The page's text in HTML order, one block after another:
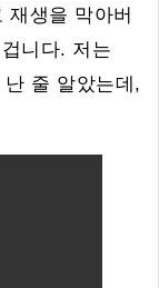
재생을 막아버
니다. 저는
줄 알았는데,